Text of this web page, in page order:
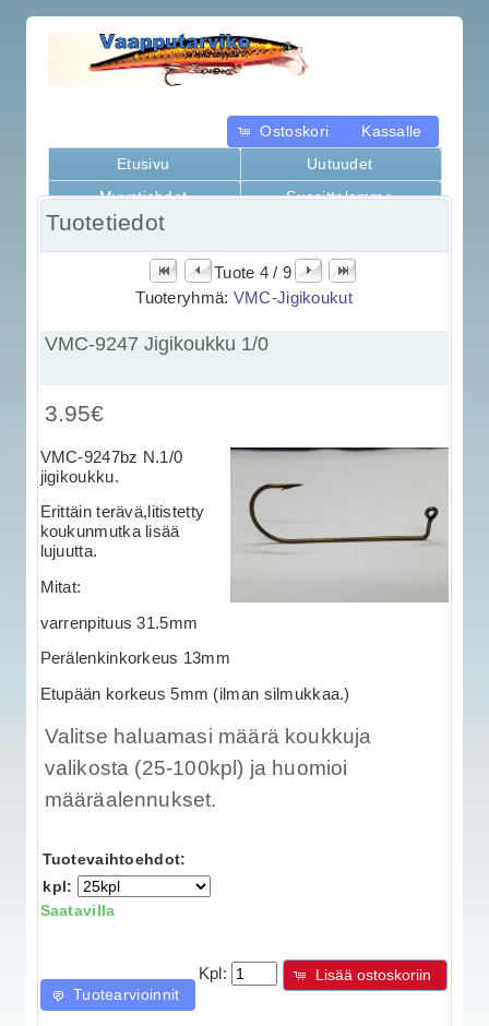
Ostoskori
Kassalle
Etusivu
Uutuudet
Myyntiehdot
Suosittelemme
Kaikki tuotteet
Tuotetiedot
Tuote 4 / 9
Tuoteryhmä: VMC-Jigikoukut
VMC-9247 Jigikoukku 1/0
3.95€
VMC-9247bz N.1/0
jigikoukku.
Erittäin terävä,litistetty
koukunmutka lisää
lujuutta.
Mitat:
varrenpituus 31.5mm
Perälenkinkorkeus 13mm
Etupään korkeus 5mm (ilman silmukkaa.)
Valitse haluamasi määrä koukkuja
valikosta (25-100kpl) ja huomioi
määräalennukset.
Tuotevaihtoehdot:
kpl:
Saatavilla
Kpl:
Lisää ostoskoriin
Tuotearvioinnit